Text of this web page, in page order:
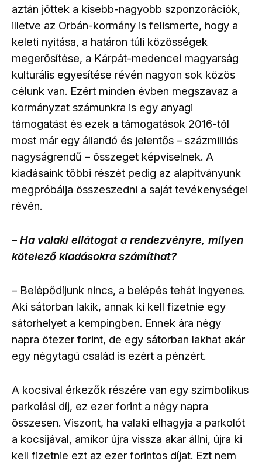
aztán jöttek a kisebb-nagyobb szponzorációk,
illetve az Orbán-kormány is felismerte, hogy a
keleti nyitása, a határon túli közösségek
megerősítése, a Kárpát-medencei magyarság
kulturális egyesítése révén nagyon sok közös
célunk van. Ezért minden évben megszavaz a
kormányzat számunkra is egy anyagi
támogatást és ezek a támogatások 2016-tól
most már egy állandó és jelentős – százmilliós
nagyságrendű – összeget képviselnek. A
kiadásaink többi részét pedig az alapítványunk
megpróbálja összeszedni a saját tevékenységei
révén.
– Ha valaki ellátogat a rendezvényre, milyen
kötelező kiadásokra számíthat?
– Belépődíjunk nincs, a belépés tehát ingyenes.
Aki sátorban lakik, annak ki kell fizetnie egy
sátorhelyet a kempingben. Ennek ára négy
napra ötezer forint, de egy sátorban lakhat akár
egy négytagú család is ezért a pénzért.
A kocsival érkezők részére van egy szimbolikus
parkolási díj, ez ezer forint a négy napra
összesen. Viszont, ha valaki elhagyja a parkolót
a kocsijával, amikor újra vissza akar állni, újra ki
kell fizetnie ezt az ezer forintos díjat. Ezt nem